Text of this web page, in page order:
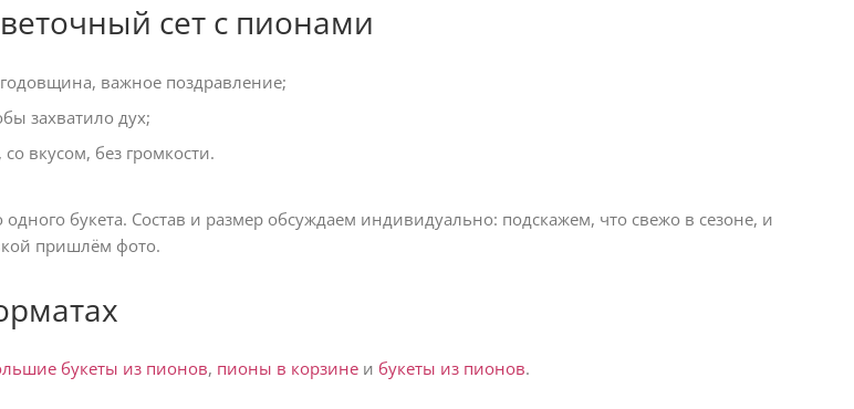
сет с пионами
важное поздравление;
захватило дух;
вкусом, без громкости.
букета. Состав и размер обсуждаем индивидуально: подскажем, что свежо в сезоне, и
пришлём фото.
букеты из пионов, пионы в корзине и букеты из пионов.